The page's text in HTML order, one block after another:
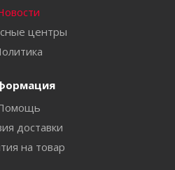
центры
доставки
на товар